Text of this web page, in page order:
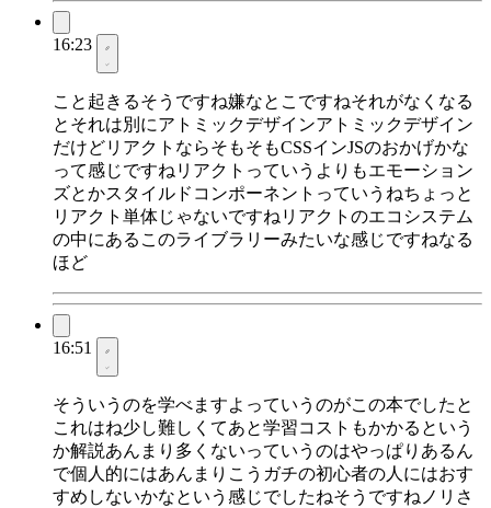
16:23
こと起きるそうですね嫌なとこですねそれがなくなる
とそれは別にアトミックデザインアトミックデザイン
だけどリアクトならそもそもCSSインJSのおかげかな
って感じですねリアクトっていうよりもエモーション
ズとかスタイルドコンポーネントっていうねちょっと
リアクト単体じゃないですねリアクトのエコシステム
の中にあるこのライブラリーみたいな感じですねなる
ほど
16:51
そういうのを学べますよっていうのがこの本でしたと
これはね少し難しくてあと学習コストもかかるという
か解説あんまり多くないっていうのはやっぱりあるん
で個人的にはあんまりこうガチの初心者の人にはおす
すめしないかなという感じでしたねそうですねノリさ